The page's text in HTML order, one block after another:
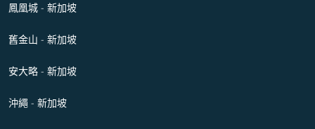
鳳凰城 - 新加坡
舊金山 - 新加坡
安大略 - 新加坡
沖繩 - 新加坡